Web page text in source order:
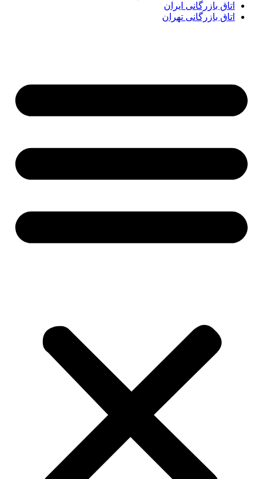
اتاق بازرگانی ایران
اتاق بازرگانی تهران